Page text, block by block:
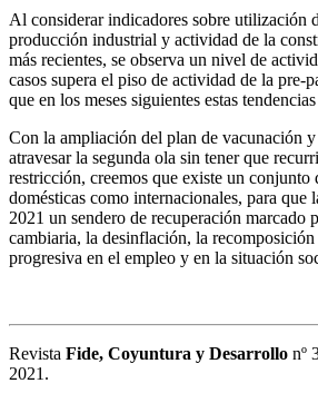
Al considerar indicadores sobre utilización
producción industrial y actividad de la
más recientes, se observa un nivel de
casos supera el piso de actividad de la pre-
que en los meses siguientes estas
Con la ampliación del plan de vacunación
atravesar la segunda ola sin tener que
restricción, creemos que existe un conjunto
domésticas como internacionales, para que
2021 un sendero de recuperación marcado
cambiaria, la desinflación, la
progresiva en el empleo y en la situación
Revista Fide, Coyuntura y Desarrollo nº
2021.